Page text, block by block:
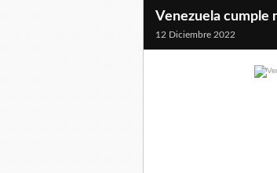
Venezuela cumple
12 Diciembre 2022